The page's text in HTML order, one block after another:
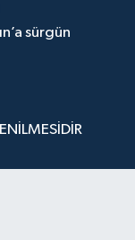
sürgün